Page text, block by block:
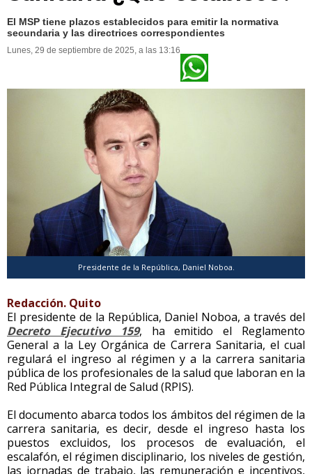
El MSP tiene plazos establecidos para emitir la normativa
secundaria y las directrices correspondientes
Lunes, 29 de septiembre de 2025, a las 13:16
Presidente de la República, Daniel Noboa.
Redacción. Quito
El presidente de la República, Daniel Noboa, a través del
Decreto Ejecutivo 159, ha emitido el Reglamento
General a la Ley Orgánica de Carrera Sanitaria, el cual
regulará el ingreso al régimen y a la carrera sanitaria
pública de los profesionales de la salud que laboran en la
Red Pública Integral de Salud (RPIS).
El documento abarca todos los ámbitos del régimen de la
carrera sanitaria, es decir, desde el ingreso hasta los
puestos excluidos, los procesos de evaluación, el
escalafón, el régimen disciplinario, los niveles de gestión,
las jornadas de trabajo, las remuneración e incentivos,